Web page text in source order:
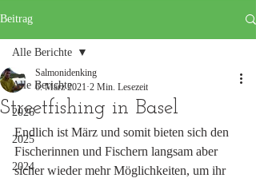
Beitrag
Alle Berichte
2026
2025
2024
Alle Berichte
Streetfishing in Basel
Salmonidenking
6. März 2021 2 Min. Lesezeit
Endlich ist März und somit bieten sich den
Fischerinnen und Fischern langsam aber
sicher wieder mehr Möglichkeiten, um ihr